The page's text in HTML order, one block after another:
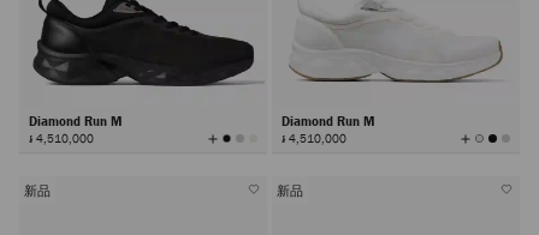
Diamond Run M
៛ 4,510,000 查
看
Diamond Run M
៛ 4,510,000 查
看
新品 新品